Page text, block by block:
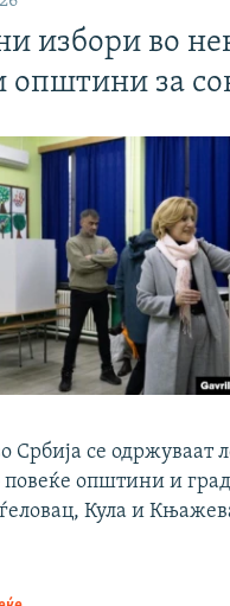
избори во
општини за
Србија се одржуваат
повеќе општини и
Кула и